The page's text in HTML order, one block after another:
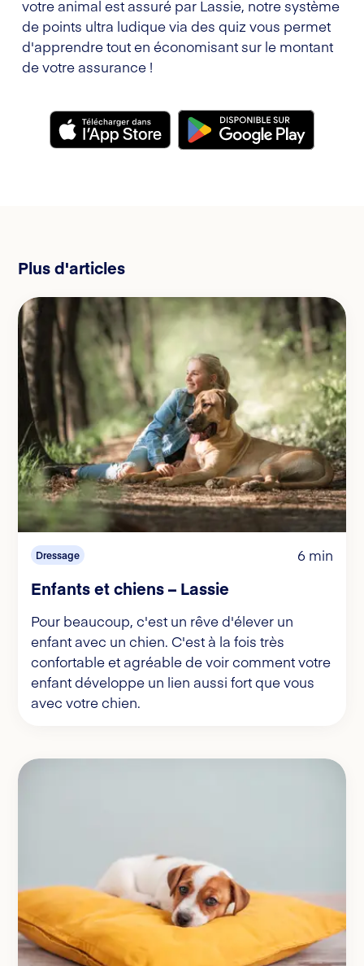
votre animal est assuré par Lassie, notre système
de points ultra ludique via des quiz vous permet
d'apprendre tout en économisant sur le montant
de votre assurance !
Plus d'articles
Dressage 6 min
Enfants et chiens – Lassie
Pour beaucoup, c'est un rêve d'élever un
enfant avec un chien. C'est à la fois très
confortable et agréable de voir comment votre
enfant développe un lien aussi fort que vous
avec votre chien.